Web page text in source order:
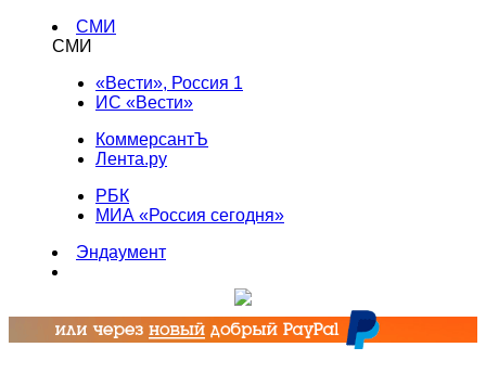
СМИ
СМИ
«Вести», Россия 1
ИС «Вести»
КоммерсантЪ
Лента.ру
РБК
МИА «Россия сегодня»
Эндаумент